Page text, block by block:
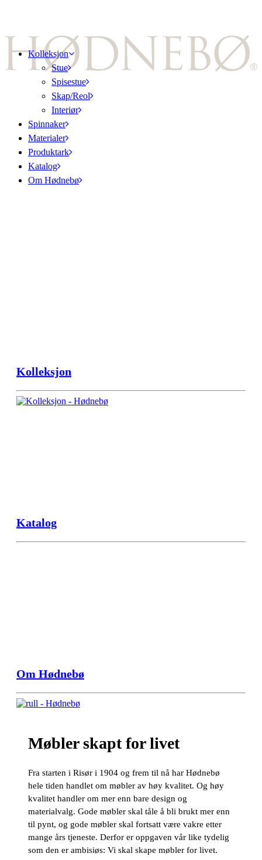
Kolleksjon
Stue
Spisestue
Skap/Reol
Interiør
Spinnaker
Materialer
Produktark
Katalog
Om Hødnebø
Kolleksjon
Katalog
Om Hødnebø
Møbler skapt for livet
Fra starten i Risør i 1904 og frem til nå har Hødnebø
hele tiden handlet om møbler av høy kvalitet. Og høy
kvalitet handler om mer enn bare design og
materialvalg. Gode møbler skal tåle å bli brukt mer enn
til pynt, og gode møbler skal fortsatt være vakre etter
mange års tjeneste. Derfor er oppgaven vår like tydelig
som den er ambisiøs: Vi skal skape møbler for livet.